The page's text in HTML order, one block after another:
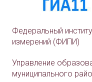
Федеральный
измерений (ФИПИ)
Управление
муниципального